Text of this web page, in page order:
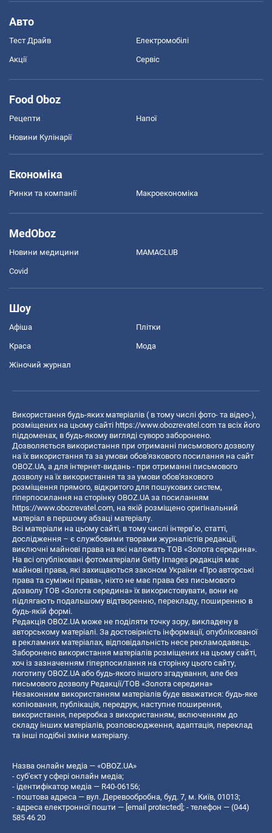
Авто
Тест Драйв Електромобілі
Акції Сервіс
Food Oboz
Рецепти Напої
Новини Кулінарії
Економіка
Ринки та компанії Макроекономіка
MedOboz
Новини медицини MAMACLUB
Covid
Шоу
Афіша Плітки
Краса Мода
Жіночий журнал
Використання будь-яких матеріалів ( в тому числі фото- та відео-),
розміщених на цьому сайті https://www.obozrevatel.com та всіх його
піддоменах, в будь-якому вигляді суворо заборонено.
Дозволяється використання при отриманні письмового дозволу
на їх використання та за умови обов'язкового посилання на сайт
OBOZ.UA, а для інтернет-видань - при отриманні письмового
дозволу на їх використання та за умови обов'язкового
розміщення прямого, відкритого для пошукових систем,
гіперпосилання на сторінку OBOZ.UA за посиланням
https://www.obozrevatel.com, на якій розміщено оригінальний
матеріал в першому абзаці матеріалу.
Всі матеріали на цьому сайті, в тому числі інтерв’ю, статті,
дослідження – є службовими творами журналістів редакції,
виключні майнові права на які належать ТОВ «Золота середина».
На всі опубліковані фотоматеріали Getty Images редакція має
майнові права, які захищаються законом України «Про авторські
права та суміжні права», ніхто не має права без письмового
дозволу ТОВ «Золота середина» їх використовувати, вони не
підлягають подальшому відтворенню, перекладу, поширенню в
будь-якій формі.
Редакція OBOZ.UA може не поділяти точку зору, викладену в
авторському матеріалі. За достовірність інформації, опублікованої
в рекламних матеріалах, відповідальність несе рекламодавець.
Заборонено використання матеріалів розміщених на цьому сайті,
хоч із зазначенням гіперпосилання на сторінку цього сайту,
логотипу OBOZ.UA або будь-якого іншого згадування, але без
письмового дозволу Редакції/ТОВ «Золота середина»
Незаконним використанням матеріалів буде вважатися: будь-яке
копiювання, публiкацiя, передрук, наступне поширення,
використання, переробка з використанням, включенням до
складу інших матеріалів, розповсюдження, адаптація, переклад
та інші подібні зміни матеріалу.
Назва онлайн медіа — «OBOZ.UA»
- суб'єкт у сфері онлайн медіа;
- ідентифікатор медіа — R40-06156;
- поштова адреса — вул. Деревообробна, буд. 7, м. Київ, 01013;
- адреса електронної пошти — [email protected]; - телефон — (044)
585 46 20